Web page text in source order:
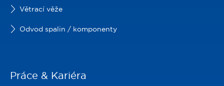
Větrací věže
Odvod spalin / komponenty
Práce & Kariéra